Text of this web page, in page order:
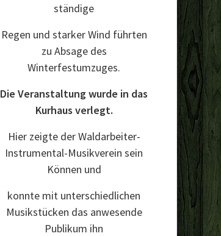
ständige
Regen und starker Wind führten
zu Absage des
Winterfestumzuges.
Die Veranstaltung wurde in das
Kurhaus verlegt.
Hier zeigte der Waldarbeiter-
Instrumental-Musikverein sein
Können und
konnte mit unterschiedlichen
Musikstücken das anwesende
Publikum ihn